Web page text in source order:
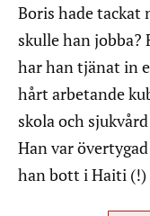
Boris hade tackat
skulle han jobba?
har han tjänat in
hårt arbetande
skola och
Han var
han bott i Haiti